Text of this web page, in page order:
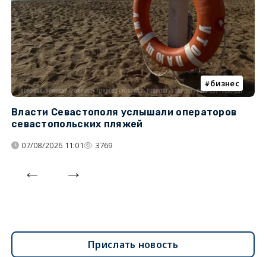
бизнес
Власти Севастополя услышали операторов
севастопольских пляжей
07/08/2026 11:01 3769
Прислать новость